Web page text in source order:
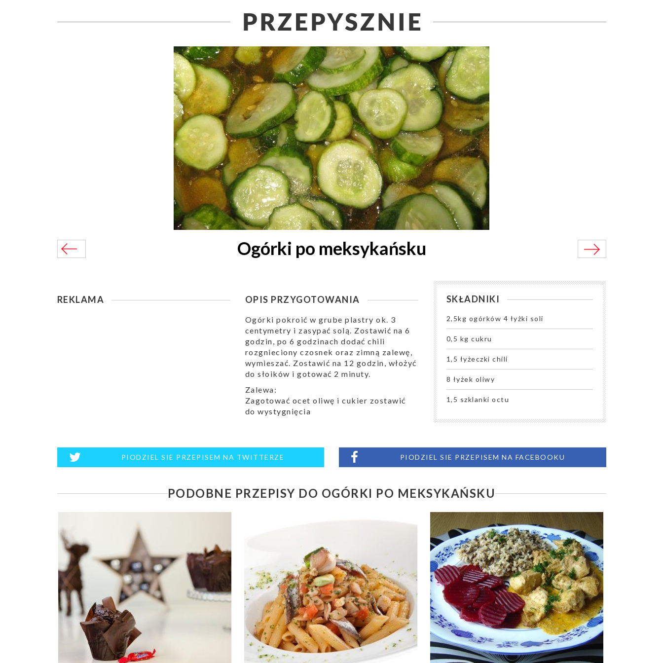
Ogórki po meksykańsku
REKLAMA OPIS PRZYGOTOWANIA
Ogórki pokroić w grube plastry ok. 3
centymetry i zasypać solą. Zostawić na 6
godzin, po 6 godzinach dodać chili
rozgnieciony czosnek oraz zimną zalewę,
wymieszać. Zostawić na 12 godzin, włożyć
do słoików i gotować 2 minuty.
Zalewa:
Zagotować ocet oliwę i cukier zostawić
do wystygnięcia
SKŁADNIKI
2,5kg ogórków 4 łyżki soli
0,5 kg cukru
1,5 łyżeczki chili
8 łyżek oliwy
1,5 szklanki octu
PIODZIEL SIE PRZEPISEM NA TWITTERZE PIODZIEL SIE PRZEPISEM NA FACEBOOKU
PODOBNE PRZEPISY DO OGÓRKI PO MEKSYKAŃSKU